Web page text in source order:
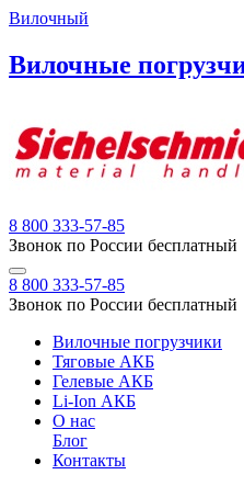
Вилочный
Вилочные
8 800 333-57-85
Звонок по России бесплатный
8 800 333-57-85
Звонок по России бесплатный
Вилочные погрузчики
Тяговые АКБ
Гелевые АКБ
Li-Ion АКБ
О нас
Блог
Контакты